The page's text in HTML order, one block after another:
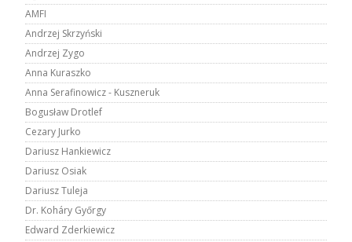
AMFI
Andrzej Skrzyński
Andrzej Zygo
Anna Kuraszko
Anna Serafinowicz - Kuszneruk
Bogusław Drotlef
Cezary Jurko
Dariusz Hankiewicz
Dariusz Osiak
Dariusz Tuleja
Dr. Koháry Győrgy
Edward Zderkiewicz